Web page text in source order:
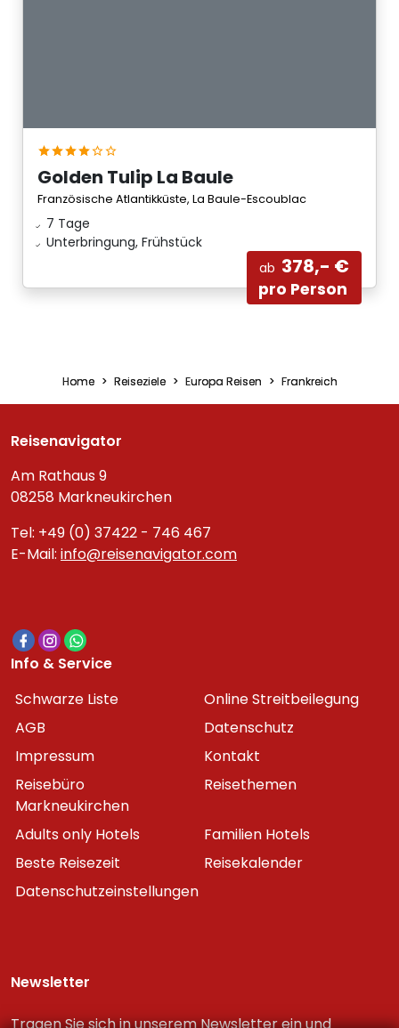
Golden Tulip La Baule
Französische Atlantikküste, La Baule-Escoublac
7 Tage
Unterbringung, Frühstück
ab 378,- €
pro Person
Home Reiseziele Europa Reisen Frankreich
Reisenavigator
Am Rathaus 9
08258 Markneukirchen
Tel: +49 (0) 37422 - 746 467
E-Mail: info@reisenavigator.com
Info & Service
Schwarze Liste
Online Streitbeilegung
AGB
Datenschutz
Impressum
Kontakt
Reisebüro
Markneukirchen
Reisethemen
Adults only Hotels
Familien Hotels
Beste Reisezeit
Reisekalender
Datenschutzeinstellungen
Newsletter